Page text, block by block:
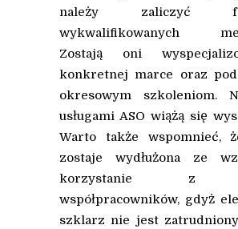
należy zaliczyć
wykwalifikowanych
Zostają oni
konkretnej marce oraz
okresowym szkoleniom.
usługami ASO wiążą się
Warto także wspomnieć,
zostaje wydłużona ze
korzystanie z
współpracowników, gdyż
szklarz nie jest